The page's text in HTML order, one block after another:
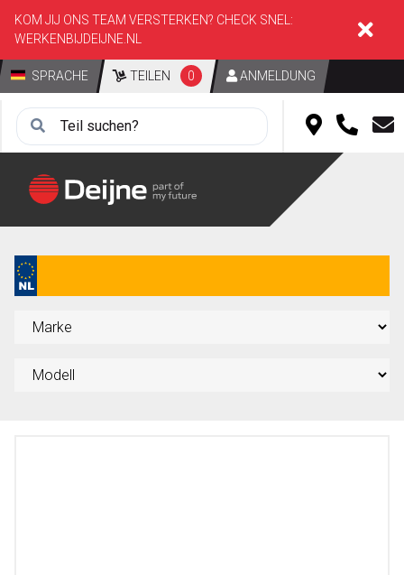
KOM JIJ ONS TEAM VERSTERKEN? CHECK SNEL:
WERKENBIJDEIJNE.NL
SPRACHE TEILEN 0 ANMELDUNG